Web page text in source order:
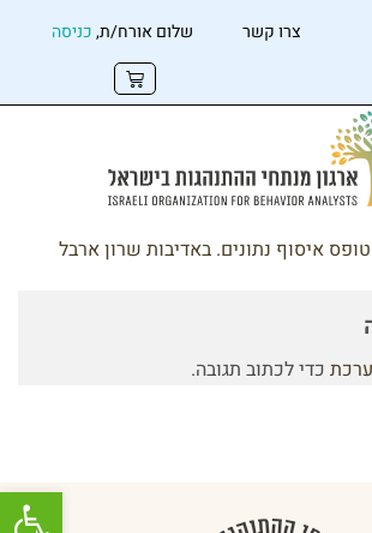
צרו קשר שלום אורח/ת,כניסה
איסוף נתונים. באדיבות שרון ארבל
כדי לכתוב תגובה.